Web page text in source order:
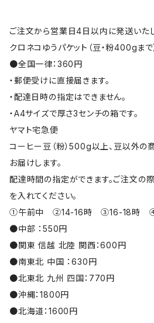
ご注文から営業日4日以内に発送いたし
クロネコゆうパケット（豆・粉400gまで
●全国一律：360円
・郵便受けに直接届きます。
・配達日時の指定はできません。
・A4サイズで厚さ3センチの箱です。
ヤマト宅急便
コーヒー豆（粉）500g以上、豆以外の
お届けします。
配達時間の指定ができます。ご注文の
を入れてください。
①午前中 ②14-16時 ③16-18時
●中部 ：550円
●関東 信越 北陸 関西：600円
●南東北 中国 ：630円
●北東北 九州 四国：770円
●沖縄：1800円
●北海道：1600円